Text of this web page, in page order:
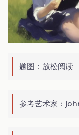
题图：放松阅读
参考艺术家：